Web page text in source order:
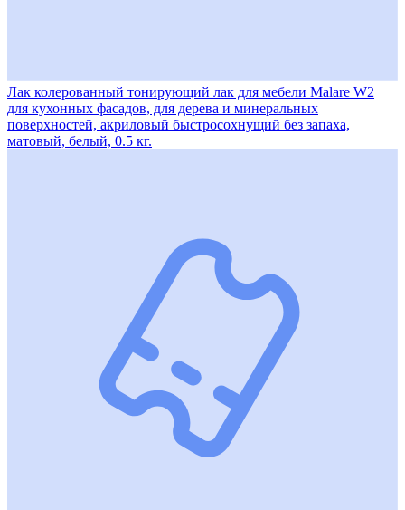
Лак колерованный тонирующий лак для мебели Malare W2
для кухонных фасадов, для дерева и минеральных
поверхностей, акриловый быстросохнущий без запаха,
матовый, белый, 0.5 кг.